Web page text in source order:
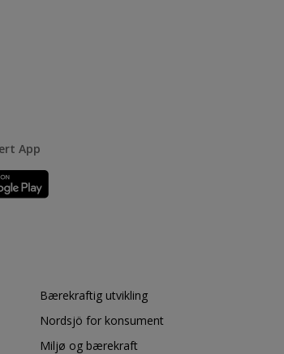
App
Bærekraftig utvikling
Nordsjö for konsument
Miljø og bærekraft